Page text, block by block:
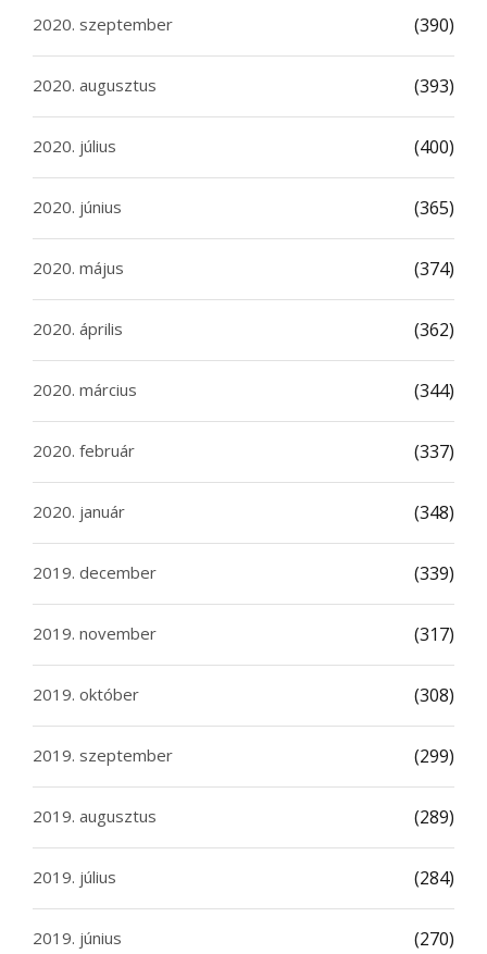
2020. szeptember (390)
2020. augusztus (393)
2020. július (400)
2020. június (365)
2020. május (374)
2020. április (362)
2020. március (344)
2020. február (337)
2020. január (348)
2019. december (339)
2019. november (317)
2019. október (308)
2019. szeptember (299)
2019. augusztus (289)
2019. július (284)
2019. június (270)